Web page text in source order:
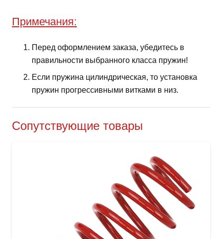
Примечания:
Перед оформлением заказа, убедитесь в
правильности выбранного класса пружин!
Если пружина цилиндрическая, то установка
пружин прогрессивными витками в низ.
Сопутствующие товары